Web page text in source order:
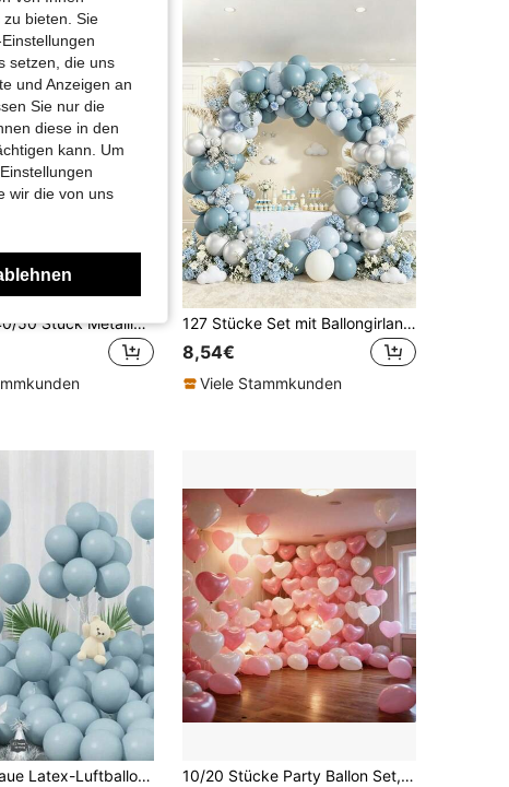
10/20/30/40/50 Stück Metallic Gold Ballons, Größen 18/12/10/5 Zoll, Gold Latex Ballons, geeignet für Abschluss, Verlobung, Hochzeit, Geburtstagsfeier Dekoration, Partyzubehör 127 Stücke Set mit Ballongirlande in Macaron-Blau-Metallic-Silber inklusive 2 Ballonaccessoires, Wanddekoration für Geburtstags- und Hochzeitsfeiern, Foto-Requisiten und Gastgeschenke
8,54€
Viele Stammkunden
1 Set hellblaue Latex-Luftballons - matte Oberfläche, vintage hellblaue Helium-Luftballons, geeignet für Geburtstagsfeiern, boho Junggesellinnenabschiede, Babypartys, Hauspartys und Geschenke
10/20 Stücke Party Ballon Set, enthält rosa und weiße 10-Zoll verdickte explosionsgeschützte Latex Herz-förmige Ballons, optional passende Bänder, perfekt für Geburtstag, Themenparty, Babyparty, Hochzeit, Valentinstag, Heiratsantrag Verlobung, Jahrestag, Abschlussball, Gender Reveal Dekoration und verschiedene Innen-/Außenfotografie Requisiten Dekoration.
bieten. Sie
setzen, die uns
und Anzeigen an
Sie nur die
diese in den
kann. Um
wir die von uns